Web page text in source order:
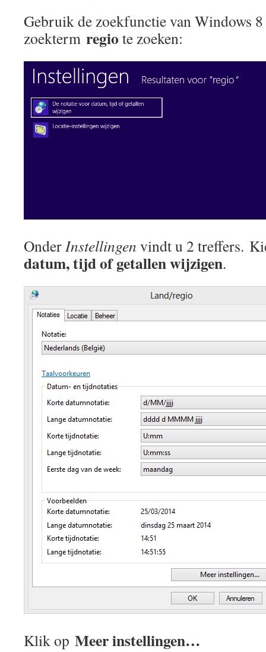
Gebruik de zoekfunctie van Windows
zoekterm regio te zoeken:
Onder Instellingen vindt u 2 treffers.
datum, tijd of getallen wijzigen.
Klik op Meer instellingen…